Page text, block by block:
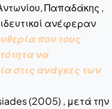
Παπαδάκης ,
ανέφεραν
που τους
να
στις ανάγκες των
(2005) , μετά την